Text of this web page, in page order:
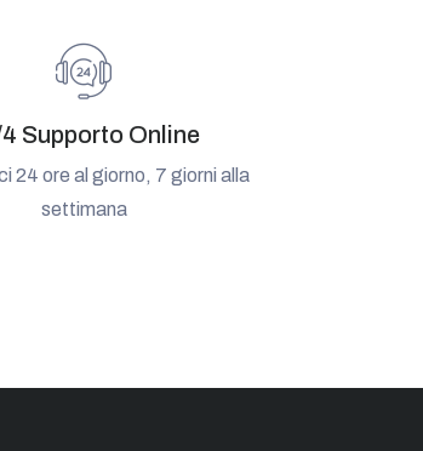
Supporto Online
24 ore al giorno, 7 giorni alla
settimana